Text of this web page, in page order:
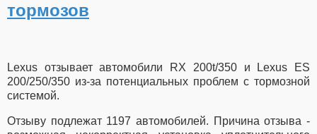
тормозов
Lexus отзывает автомобили RX 200t/350 и Lexus ES
200/250/350 из-за потенциальных проблем с тормозной
системой.
Отзыву подлежат 1197 автомобилей. Причина отзыва -